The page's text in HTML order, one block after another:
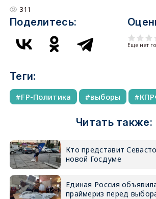
311
Поделитесь:
Еще нет
Теги:
FP-Политика выборы
Читать также:
Кто представит
новой Госдуме
Единая Россия
праймериз перед